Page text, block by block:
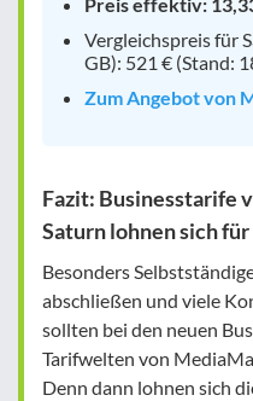
Vergleichspreis für
GB): 521 € (Stand:
Zum Angebot von
Fazit: Businesstarife
Saturn lohnen sich
Besonders
abschließen und viele
sollten bei den neuen
Tarifwelten von
Denn dann lohnen sich